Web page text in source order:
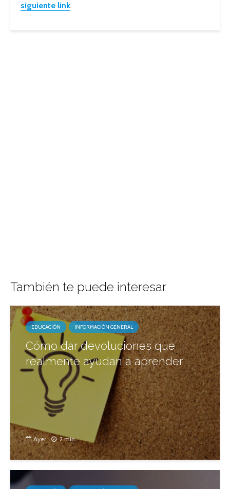
siguiente link.
También te puede interesar
EDUCACIÓN INFORMACIÓN GENERAL
Cómo dar devoluciones que
realmente ayudan a aprender
Ayer 2 min.